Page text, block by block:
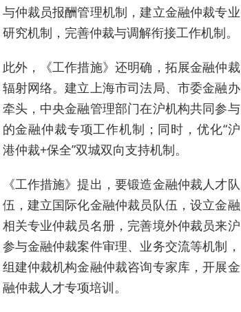
与仲裁员报酬管理机制，建立金融仲裁专业
研究机制，完善仲裁与调解衔接工作机制。
此外，《工作措施》还明确，拓展金融仲裁
辐射网络。建立上海市司法局、市委金融办
牵头，中央金融管理部门在沪机构共同参与
的金融仲裁专项工作机制；同时，优化“沪
港仲裁+保全”双城双向支持机制。
《工作措施》提出，要锻造金融仲裁人才队
伍，建立国际化金融仲裁员队伍，设立金融
相关专业仲裁员名册，完善境外仲裁员来沪
参与金融仲裁案件审理、业务交流等机制，
组建仲裁机构金融仲裁咨询专家库，开展金
融仲裁人才专项培训。